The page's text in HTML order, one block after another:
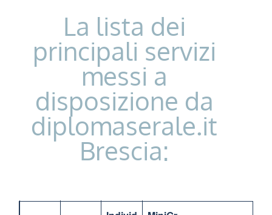
La lista dei
principali servizi
messi a
disposizione da
diplomaserale.it
Brescia: